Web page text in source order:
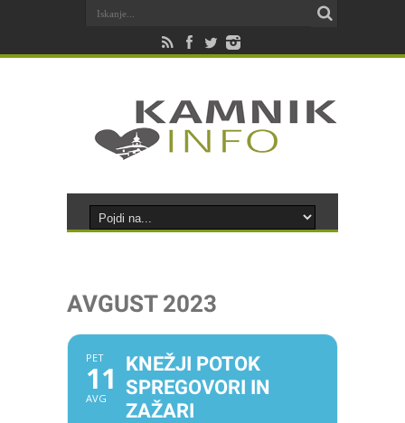
AVGUST 2023
PET
11
AVG
KNEŽJI POTOK
SPREGOVORI IN
ZAŽARI